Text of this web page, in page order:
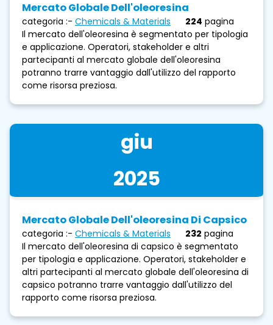
Mercato Globale Dell'oleoresina
categoria :- Chemicals & Materials 224 pagina
Il mercato dell'oleoresina è segmentato per tipologia
e applicazione. Operatori, stakeholder e altri
partecipanti al mercato globale dell'oleoresina
potranno trarre vantaggio dall'utilizzo del rapporto
come risorsa preziosa.
giu
2025
Mercato Globale Dell'oleoresina Di Capsico
categoria :- Chemicals & Materials 232 pagina
Il mercato dell'oleoresina di capsico è segmentato
per tipologia e applicazione. Operatori, stakeholder e
altri partecipanti al mercato globale dell'oleoresina di
capsico potranno trarre vantaggio dall'utilizzo del
rapporto come risorsa preziosa.